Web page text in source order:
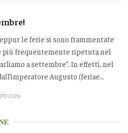
le ferie si sono frammentate
più frequentemente ripetuta nel
a settembre”. In effetti, nel
Augusto (feriae...
2026